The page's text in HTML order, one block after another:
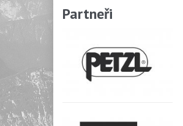
Partneři